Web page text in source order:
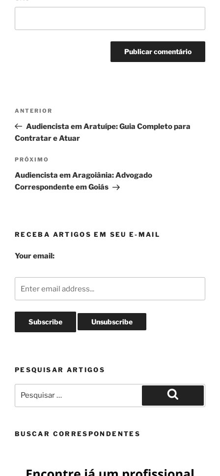
Post
Post
anterior
ANTERIOR
Audiencista em Aratuípe: Guia Completo para
Contratar e Atuar
Próximo
post
PRÓXIMO
Audiencista em Aragoiânia: Advogado
Correspondente em Goiás
RECEBA ARTIGOS EM SEU E-MAIL
Your email:
PESQUISAR ARTIGOS
por:
Pesquisar
BUSCAR CORRESPONDENTES